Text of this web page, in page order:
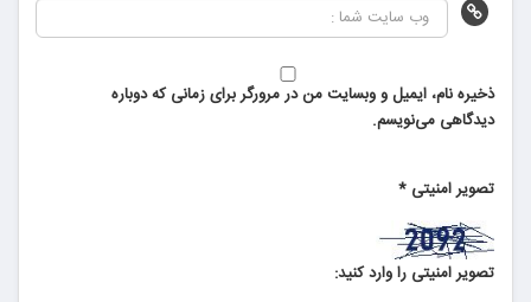
ذخیره نام، ایمیل و وبسایت من در مرورگر برای زمانی که دوباره
دیدگاهی می‌نویسم.
تصویر امنیتی *
تصویر امنیتی را وارد کنید: